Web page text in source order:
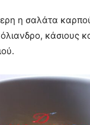
η σαλάτα
κάσιους